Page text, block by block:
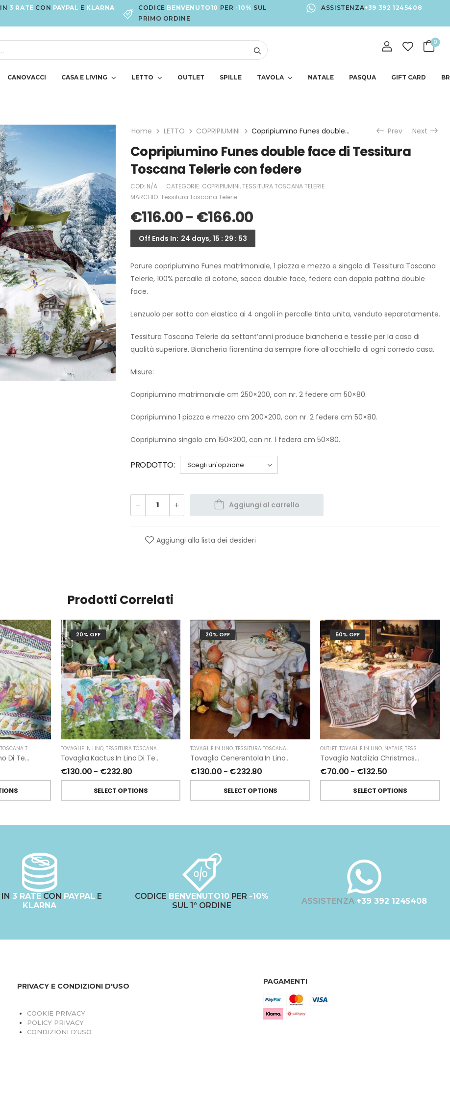
3 RATE CON PAYPAL E KLARNA CODICE BENVENUTO10 PER -10% SUL
PRIMO ORDINE
ASSISTENZA+39 392 1245408
0
CANOVACCI CASA E LIVING LETTO OUTLET SPILLE TAVOLA NATALE PASQUA GIFT CARD
Home LETTO COPRIPIUMINI Copripiumino Funes double face di Tessitura Toscana Telerie con federe Prev Next
Copripiumino Funes double face di Tessitura
Toscana Telerie con federe
COD: N/A CATEGORIE: COPRIPIUMINI,TESSITURA TOSCANA TELERIE
MARCHIO: Tessitura Toscana Telerie
€116.00- €166.00
Off Ends In: 24 days, 15 : 29 : 53
Parure copripiumino Funes matrimoniale, 1 piazza e mezzo e singolo di Tessitura Toscana
Telerie, 100% percalle di cotone, sacco double face, federe con doppia pattina double
face.
Lenzuolo per sotto con elastico ai 4 angoli in percalle tinta unita, venduto separatamente.
Tessitura Toscana Telerie da settant’anni produce biancheria e tessile per la casa di
qualità superiore. Biancheria fiorentina da sempre fiore all’occhiello di ogni corredo casa.
Misure:
Copripiumino matrimoniale cm 250×200, con nr. 2 federe cm 50×80.
Copripiumino 1 piazza e mezzo cm 200×200, con nr. 2 federe cm 50×80.
Copripiumino singolo cm 150×200, con nr. 1 federa cm 50×80.
PRODOTTO
Aggiungi al carrello
Aggiungi alla lista dei desideri
Prodotti Correlati
TELERIE
Mezzero Kactus In Lino Di Tessitura Toscana Telerie
20% OFF
TOVAGLIE IN LINO, TESSITURA TOSCANA TELERIE
Tovaglia Kactus In Lino Di Tessitura Toscana Telerie
€130.00 - €232.80
SELECT OPTIONS
20% OFF
TOVAGLIE IN LINO,TESSITURA TOSCANA TELERIE
Tovaglia Cenerentola In Lino Di Tessitura Toscana Telerie
€130.00 - €232.80
SELECT OPTIONS
50% OFF
OUTLET,TOVAGLIE IN LINO, NATALE,TESSITURA TOSCANA TELERIE
Tovaglia Natalizia Christmas Shopping In Lino Di Tessitura Toscana Telerie
€70.00 - €132.50
SELECT OPTIONS
3 RATE CON PAYPAL E
KLARNA
CODICE BENVENUTO10 PER -10%
SUL 1° ORDINE
ASSISTENZA +39 392 1245408
PRIVACY E CONDIZIONI D'USO
COOKIE PRIVACY
POLICY PRIVACY
CONDIZIONI D'USO
PAGAMENTI